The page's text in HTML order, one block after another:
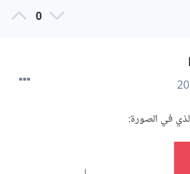
0
في الصورة: